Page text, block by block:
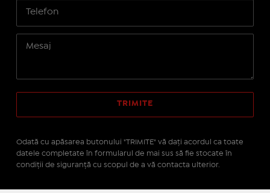
Odată cu apăsarea butonului "TRIMITE" vă daţi acordul ca toate
datele completate în formularul de mai sus să fie stocate în
condiţii de siguranţă cu scopul de a vă contacta ulterior.